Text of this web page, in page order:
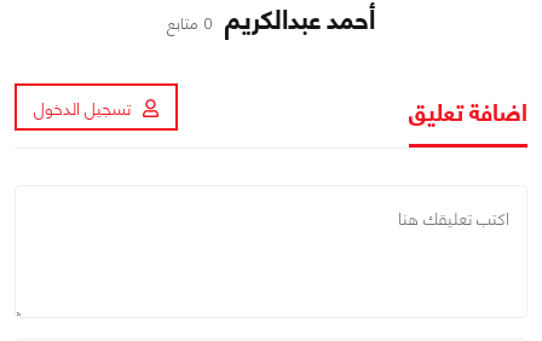
أحمد عبدالكريم 0 متابع
اضافة تعليق تسجيل الدخول